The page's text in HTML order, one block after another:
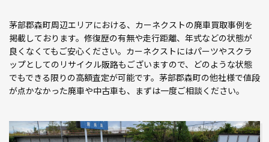
茅部郡森町周辺エリアにおける、カーネクストの廃車買取事例を
掲載しております。修復歴の有無や走行距離、年式などの状態が
良くなくてもご安心ください。カーネクストにはパーツやスクラ
ップとしてのリサイクル販路もございますので、どのような状態
でもできる限りの高額査定が可能です。茅部郡森町の他社様で値段
が点かなかった廃車や中古車も、まずは一度ご相談ください。